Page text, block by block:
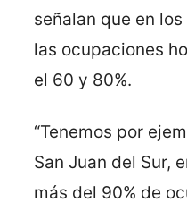
señalan que en
las ocupaciones
el 60 y 80%.
“Tenemos por
San Juan del Sur,
más del 90% de